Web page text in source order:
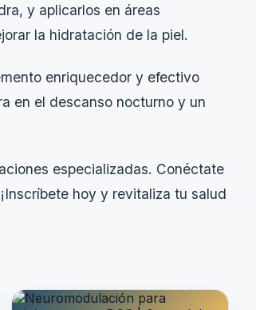
y aplicarlos en áreas
la hidratación de la piel.
enriquecedor y efectivo
en el descanso nocturno y un
especializadas. Conéctate
¡Inscríbete hoy y revitaliza tu salud